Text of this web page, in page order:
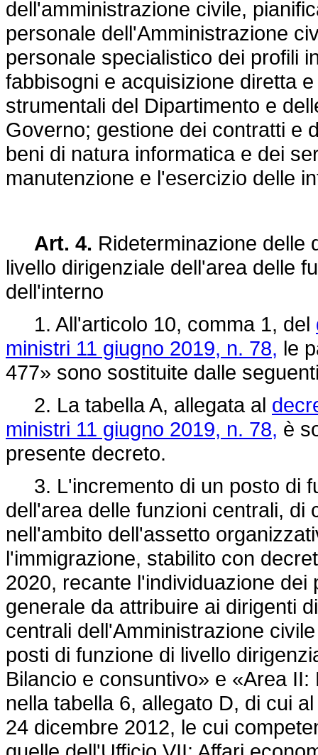
dell'amministrazione civile,
personale dell'Amministrazione
personale specialistico dei profili
fabbisogni e acquisizione diretta
strumentali del Dipartimento e
Governo; gestione dei contratti e
beni di natura informatica e dei
manutenzione e l'esercizio delle
Art. 4. Rideterminazione delle
livello dirigenziale dell'area delle
dell'interno
1. All'articolo 10, comma 1, del
ministri 11 giugno 2019, n. 78, le
477» sono sostituite dalle
2. La tabella A, allegata al
ministri 11 giugno 2019, n. 78, è
presente decreto.
3. L'incremento di un posto di
dell'area delle funzioni centrali, di
nell'ambito dell'assetto
l'immigrazione, stabilito con
2020, recante l'individuazione
generale da attribuire ai dirigenti
centrali dell'Amministrazione
posti di funzione di livello
Bilancio e consuntivo» e «Area
nella tabella 6, allegato D, di cui
24 dicembre 2012, le cui